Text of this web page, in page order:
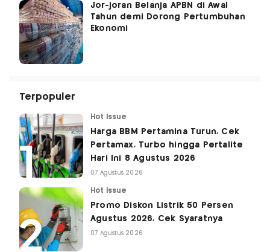
Jor-joran Belanja APBN di Awal
Tahun demi Dorong Pertumbuhan
Ekonomi
Terpopuler
Hot Issue
Harga BBM Pertamina Turun, Cek
Pertamax, Turbo hingga Pertalite
Hari Ini 8 Agustus 2026
07 Agustus 2026
Hot Issue
Promo Diskon Listrik 50 Persen
Agustus 2026, Cek Syaratnya
07 Agustus 2026